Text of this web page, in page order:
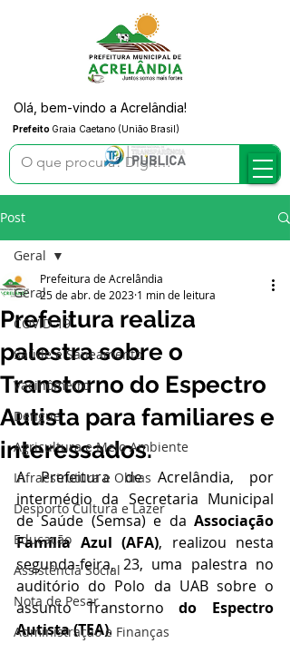
Prefeito Graia Caetano (União Brasil)
Olá, bem-vindo a Acrelândia!
Post
Geral
COVID-19
Saúde e Saneamento
Vacinômetro
Dengue
Agricultura e Meio Ambiente
Infraestrutura e Obras
Desporto Cultura e Lazer
Educação
Assistência Social
Nota de Pesar
Administração e Finanças
Geral
Prefeitura realiza
palestra sobre o
Transtorno do Espectro
Autista para familiares e
interessados.
Prefeitura de Acrelândia
25 de abr. de 2023 1 min de leitura
A Prefeitura de Acrelândia, por
intermédio da Secretaria Municipal
de Saúde (Semsa) e da Associação
Família Azul (AFA), realizou nesta
segunda-feira, 23, uma palestra no
auditório do Polo da UAB sobre o
assunto Transtorno do Espectro
Autista (TEA).